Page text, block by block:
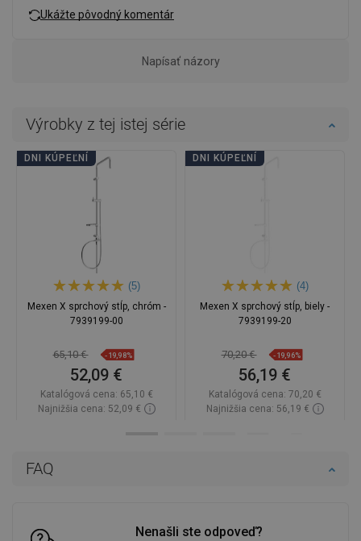
FAQ
Nenašli ste odpoveď?
Ukážte pôvodný komentár
Napísať názory
Výrobky z tej istej série
DNI KÚPEĽNÍ
(5)
Mexen X sprchový stĺp, chróm -
7939199-00
65,10 € -19,98%
52,09 €
Katalógová cena: 65,10 €
Najnižšia cena: 52,09 €
DNI KÚPEĽNÍ
(4)
Mexen X sprchový stĺp, biely -
7939199-20
70,20 € -19,96%
56,19 €
Katalógová cena: 70,20 €
Najnižšia cena: 56,19 €